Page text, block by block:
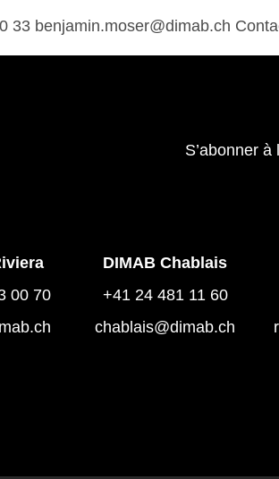
33 benjamin.moser@dimab.ch
S’abonner
00 70
DIMAB Chablais
+41 24 481 11 60
chablais@dimab.ch